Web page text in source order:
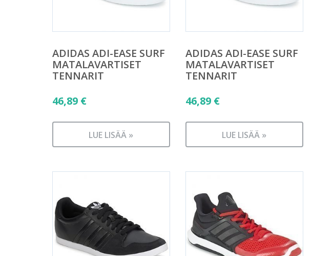
ADIDAS ADI-EASE SURF
MATALAVARTISET
TENNARIT
46,89 €
LUE LISÄÄ »
ADIDAS ADI-EASE SURF
MATALAVARTISET
TENNARIT
46,89 €
LUE LISÄÄ »